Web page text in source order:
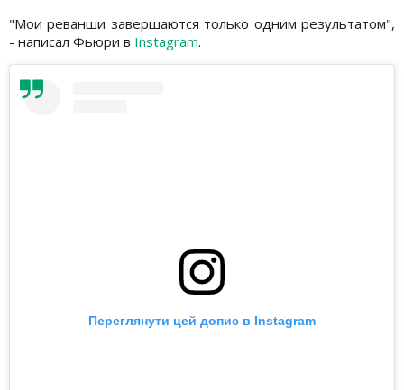
"Мои реванши завершаются только одним результатом",
- написал Фьюри в Instagram.
Переглянути цей допис в Instagram